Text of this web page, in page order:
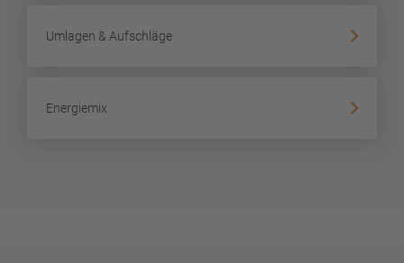
Umlagen & Aufschläge
Energiemix